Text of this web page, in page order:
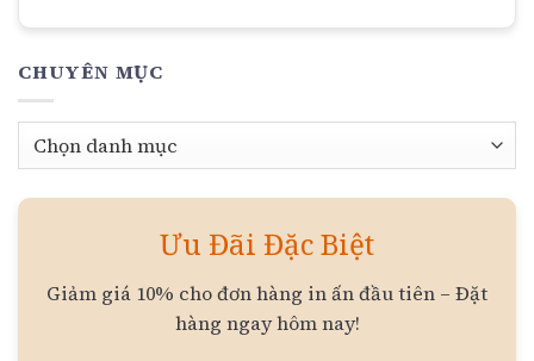
CHUYÊN MỤC
Chuyên
Ưu Đãi Đặc Biệt
Giảm giá 10% cho đơn hàng in ấn đầu tiên – Đặt
hàng ngay hôm nay!